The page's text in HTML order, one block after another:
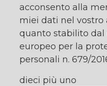
acconsento alla
miei dati nel vostro
quanto stabilito
europeo per la
personali n. 679/
dieci più uno